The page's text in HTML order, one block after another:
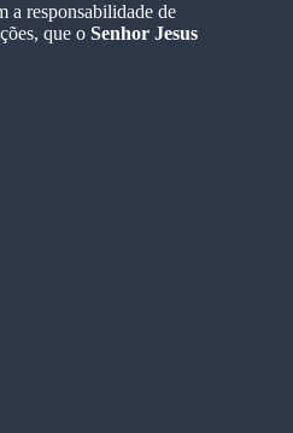
a responsabilidade de
que o Senhor Jesus